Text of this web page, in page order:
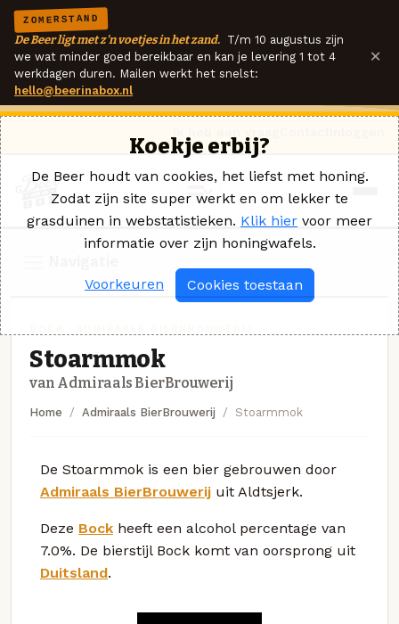
ZOMERSTAND
De Beer ligt met z'n voetjes in het zand. T/m 10 augustus zijn
we wat minder goed bereikbaar en kan je levering 1 tot 4
werkdagen duren. Mailen werkt het snelst:
hello@beerinabox.nl
×
Stoarmmok
van Admiraals BierBrouwerij
Home Admiraals BierBrouwerij Stoarmmok
De Stoarmmok is een bier gebrouwen door
Admiraals BierBrouwerij uit Aldtsjerk.
Deze Bock heeft een alcohol percentage van
7.0%. De bierstijl Bock komt van oorsprong uit
Duitsland.
Koekje erbij?
De Beer houdt van cookies, het liefst met honing.
Zodat zijn site super werkt en om lekker te
grasduinen in webstatistieken. Klik hier voor meer
informatie over zijn honingwafels.
Voorkeuren Cookies toestaan